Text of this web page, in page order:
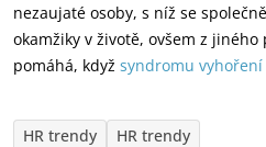
nezaujaté osoby, s níž se
okamžiky v životě, ovšem z
pomáhá, když syndromu
HR trendy HR trendy